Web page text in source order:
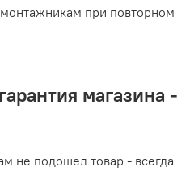
при повторном
магазина -
не подошел товар - всегда